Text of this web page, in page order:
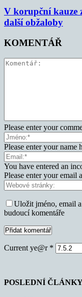
V korupční kauze
další obžaloby
KOMENTÁŘ
Please enter your
Please enter your name
You have entered an
Please enter your email
Uložit jméno, email
budoucí komentáře
Current ye@r *
POSLEDNÍ